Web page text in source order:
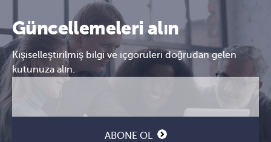
Güncellemeleri alın
Kişiselleştirilmiş bilgi ve içgörüleri doğrudan gelen
kutunuza alın.
posta
ABONE OL